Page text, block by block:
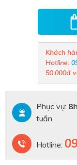
Khách
Hotline:
50.000đ
Phục vụ:
tuần
Hotline: